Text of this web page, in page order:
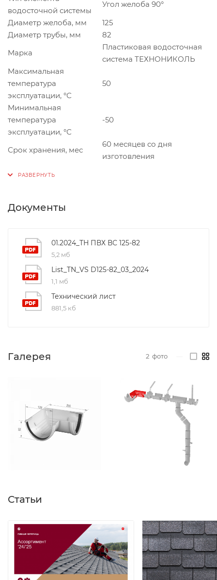
водосточной системы
Угол желоба 90°
Диаметр желоба, мм
125
Диаметр трубы, мм
82
Марка
Пластиковая водосточная
система ТЕХНОНИКОЛЬ
Максимальная
температура
эксплуатации, °С
50
Минимальная
температура
эксплуатации, °С
-50
Срок хранения, мес
60 месяцев со дня
изготовления
Документы
01.2024_ТН ПВХ ВС 125-82
5,2 мб
List_TN_VS D125-82_03_2024
1,1 мб
Технический лист
881,5 кб
Галерея 2 фото
Статьи